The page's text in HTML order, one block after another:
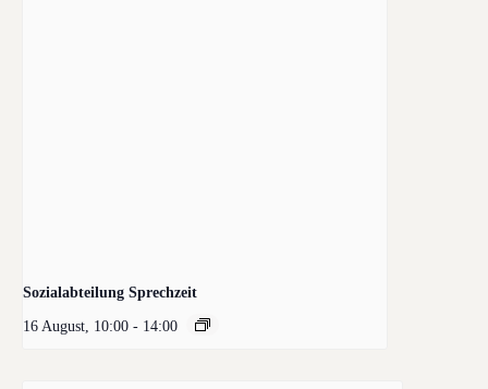
Sozialabteilung Sprechzeit
16 August, 10:00 - 14:00